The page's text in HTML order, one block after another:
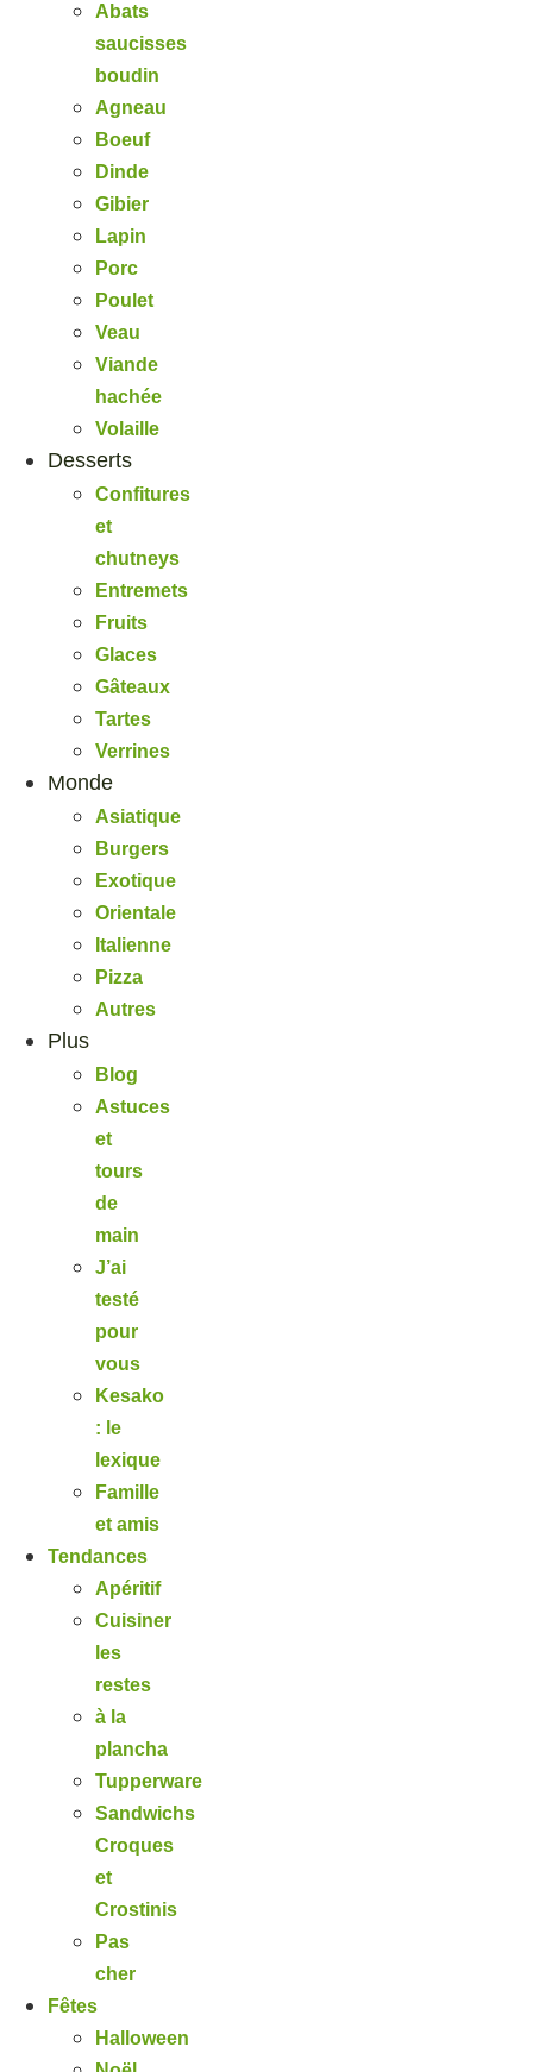
Abats
saucisses
boudin
Agneau
Boeuf
Dinde
Gibier
Lapin
Porc
Poulet
Veau
Viande
hachée
Volaille
Desserts
Confitures
et
chutneys
Entremets
Fruits
Glaces
Gâteaux
Tartes
Verrines
Monde
Asiatique
Burgers
Exotique
Orientale
Italienne
Pizza
Autres
Plus
Blog
Astuces
et
tours
de
main
J’ai
testé
pour
vous
Kesako
: le
lexique
Famille
et amis
Tendances
Apéritif
Cuisiner
les
restes
à la
plancha
Tupperware
Sandwichs
Croques
et
Crostinis
Pas
cher
Fêtes
Halloween